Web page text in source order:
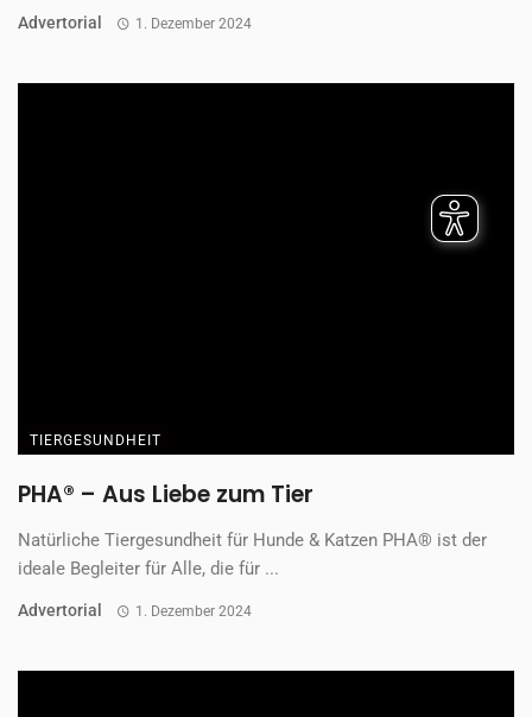
Advertorial 1. Dezember 2024
TIERGESUNDHEIT
PHA® – Aus Liebe zum Tier
Natürliche Tiergesundheit für Hunde & Katzen PHA® ist der
ideale Begleiter für Alle, die für ...
Advertorial 1. Dezember 2024